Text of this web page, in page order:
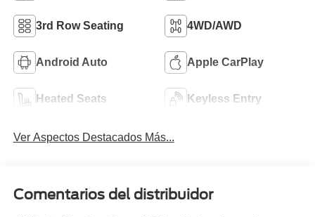
3rd Row Seating 4WD/AWD
Android Auto Apple CarPlay
Heated Seats Keyless Entry
Ver Aspectos Destacados Más...
Comentarios del distribuidor